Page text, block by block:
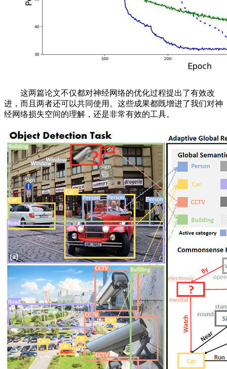
这两篇论文不仅都对神经网络的优化过程提出了有效改
进，而且两者还可以共同使用。这些成果都既增进了我们对神
经网络损失空间的理解，还是非常有效的工具。